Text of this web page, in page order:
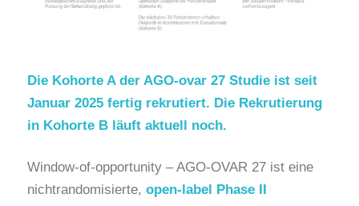
Die Kohorte A der AGO-ovar 27 Studie ist seit
Januar 2025 fertig rekrutiert. Die Rekrutierung
in Kohorte B läuft aktuell noch.
Window-of-opportunity – AGO-OVAR 27 ist eine
nichtrandomisierte, open-label Phase II